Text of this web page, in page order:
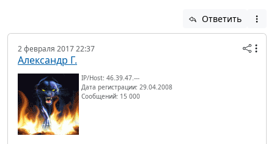
Ответить
2 февраля 2017 22:37
Александр Г.
IP/Host: 46.39.47.---
Дата регистрации: 29.04.2008
Сообщений: 15 000